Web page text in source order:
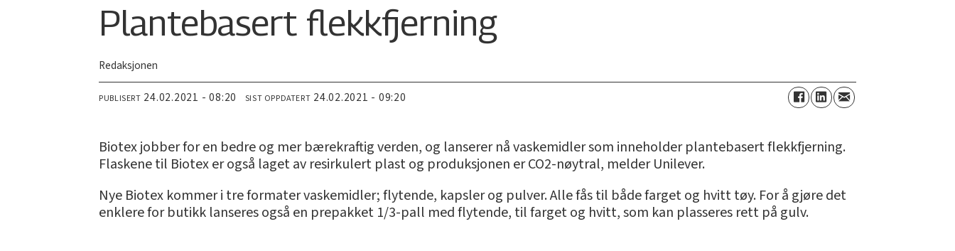
Plantebasert flekkfjerning
Redaksjonen
PUBLISERT 24.02.2021 - 08:20 SIST OPPDATERT 24.02.2021 - 09:20
Biotex jobber for en bedre og mer bærekraftig verden, og lanserer nå vaskemidler som inneholder plantebasert flekkfjerning.
Flaskene til Biotex er også laget av resirkulert plast og produksjonen er CO2-nøytral, melder Unilever.
Nye Biotex kommer i tre formater vaskemidler; flytende, kapsler og pulver. Alle fås til både farget og hvitt tøy. For å gjøre det
enklere for butikk lanseres også en prepakket 1/3-pall med flytende, til farget og hvitt, som kan plasseres rett på gulv.